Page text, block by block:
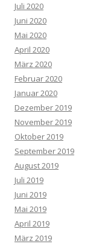
Juli 2020
Juni 2020
Mai 2020
April 2020
März 2020
Februar 2020
Januar 2020
Dezember 2019
November 2019
Oktober 2019
September 2019
August 2019
Juli 2019
Juni 2019
Mai 2019
April 2019
März 2019